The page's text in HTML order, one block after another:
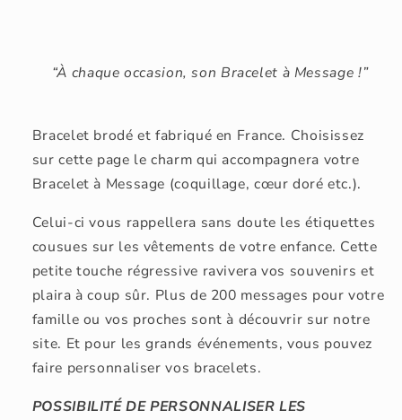
“À chaque occasion, son Bracelet à Message !”
Bracelet brodé et fabriqué en France. Choisissez
sur cette page le charm qui accompagnera votre
Bracelet à Message (coquillage, cœur doré etc.).
Celui-ci vous rappellera sans doute les étiquettes
cousues sur les vêtements de votre enfance. Cette
petite touche régressive ravivera vos souvenirs et
plaira à coup sûr. Plus de 200 messages pour votre
famille ou vos proches sont à découvrir sur notre
site. Et pour les grands événements, vous pouvez
faire personnaliser vos bracelets.
POSSIBILITÉ DE PERSONNALISER LES